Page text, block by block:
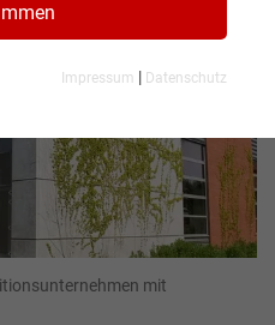
mit
Impressum | Datenschutz